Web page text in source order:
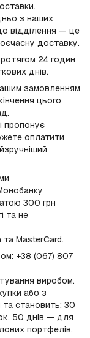
з наших
відділення — це
доставку.
24 годин
днів.
замовленням
цього
пропонує
оплатити
300 грн
та не
MasterCard.
+38 (067) 807
виробом.
або з
та становить: 30
50 днів — для
портфелів.